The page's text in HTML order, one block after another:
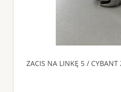
ZACIS NA LINKĘ 5 / CYBANT